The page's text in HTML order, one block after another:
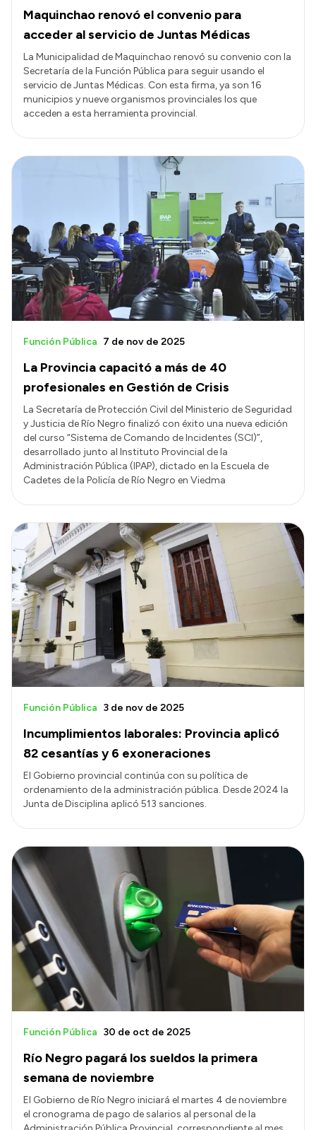
Maquinchao renovó el convenio para
acceder al servicio de Juntas Médicas
La Municipalidad de Maquinchao renovó su convenio con la
Secretaría de la Función Pública para seguir usando el
servicio de Juntas Médicas. Con esta firma, ya son 16
municipios y nueve organismos provinciales los que
acceden a esta herramienta provincial.
La Provincia capacitó a más de 40
profesionales en Gestión de Crisis
Función Pública 7 de nov de 2025
La Secretaría de Protección Civil del Ministerio de Seguridad
y Justicia de Río Negro finalizó con éxito una nueva edición
del curso “Sistema de Comando de Incidentes (SCI)”,
desarrollado junto al Instituto Provincial de la
Administración Pública (IPAP), dictado en la Escuela de
Cadetes de la Policía de Río Negro en Viedma
Incumplimientos laborales: Provincia aplicó
82 cesantías y 6 exoneraciones
Función Pública 3 de nov de 2025
El Gobierno provincial continúa con su política de
ordenamiento de la administración pública. Desde 2024 la
Junta de Disciplina aplicó 513 sanciones.
Río Negro pagará los sueldos la primera
semana de noviembre
Función Pública 30 de oct de 2025
El Gobierno de Río Negro iniciará el martes 4 de noviembre
el cronograma de pago de salarios al personal de la